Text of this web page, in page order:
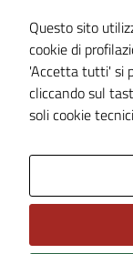
Note legali
Dichiarazione di
Segnalazioni di
Piano di
Questo sito
cookie di
'Accetta tutti' si
cliccando sul
soli cookie